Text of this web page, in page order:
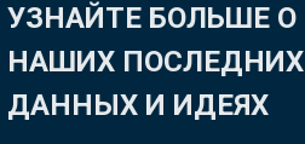
УЗНАЙТЕ БОЛЬШЕ О
НАШИХ ПОСЛЕДНИХ
ДАННЫХ И ИДЕЯХ